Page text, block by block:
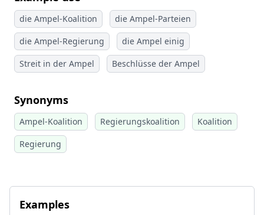
die Ampel-Koalition
die Ampel-Parteien
die Ampel-Regierung
die Ampel einig
Streit in der Ampel
Beschlüsse der Ampel
Synonyms
Ampel-Koalition Regierungskoalition
Koalition
Regierung
Examples